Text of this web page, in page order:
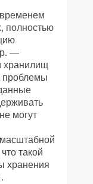
полностью
—
хранилищ
проблемы
могут
такой
хранения